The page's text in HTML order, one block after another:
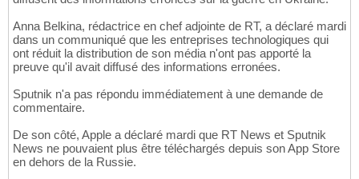
Anna Belkina, rédactrice en chef adjointe de RT, a déclaré mardi
dans un communiqué que les entreprises technologiques qui
ont réduit la distribution de son média n'ont pas apporté la
preuve qu'il avait diffusé des informations erronées.
Sputnik n'a pas répondu immédiatement à une demande de
commentaire.
De son côté, Apple a déclaré mardi que RT News et Sputnik
News ne pouvaient plus être téléchargés depuis son App Store
en dehors de la Russie.